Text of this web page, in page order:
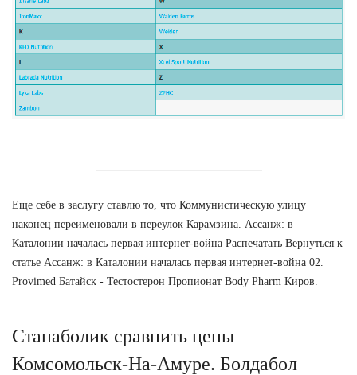
Еще себе в заслугу ставлю то, что Коммунистическую улицу
наконец переименовали в переулок Карамзина. Ассанж: в
Каталонии началась первая интернет-война Распечатать Вернуться к
статье Ассанж: в Каталонии началась первая интернет-война 02.
Provimed Батайск - Тестостерон Пропионат Body Pharm Киров.
Станаболик сравнить цены
Комсомольск-На-Амуре. Болдабол